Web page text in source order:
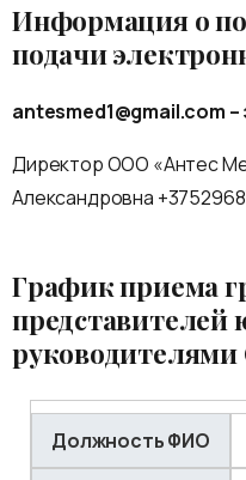
Информация о
подачи
antesmed1@gmail.com
Директор ООО «Антес
Александровна
График приема
Должность ФИО